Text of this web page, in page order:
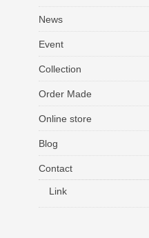
News
Event
Collection
Order Made
Online store
Blog
Contact
Link